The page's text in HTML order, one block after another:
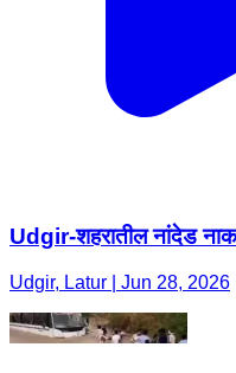
Udgir-शहरातील नांदेड
Udgir, Latur | Jun 28, 2026